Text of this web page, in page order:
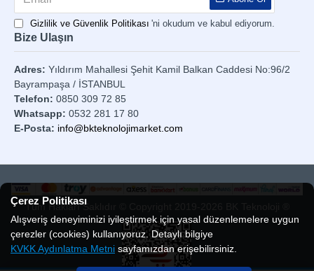
Gizlilik ve Güvenlik Politikası 'ni okudum ve kabul ediyorum.
Bize Ulaşın
Adres: Yıldırım Mahallesi Şehit Kamil Balkan Caddesi No:96/2
Bayrampaşa / İSTANBUL
Telefon: 0850 309 72 85
Whatsapp: 0532 281 17 80
E-Posta: info@bkteknolojimarket.com
Tüm Hakları Saklıdır © Copyright 2019-2026 BK Teknoloji ®
Çerez Politikası
Alışveriş deneyiminizi iyileştirmek için yasal düzenlemelere uygun
çerezler (cookies) kullanıyoruz. Detaylı bilgiye
KVKK Aydınlatma Metni sayfamızdan erişebilirsiniz.